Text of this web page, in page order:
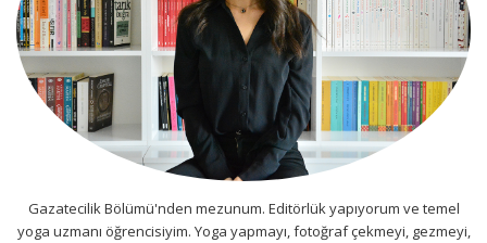
Gazatecilik Bölümü'nden mezunum. Editörlük yapıyorum ve temel
yoga uzmanı öğrencisiyim. Yoga yapmayı, fotoğraf çekmeyi, gezmeyi,